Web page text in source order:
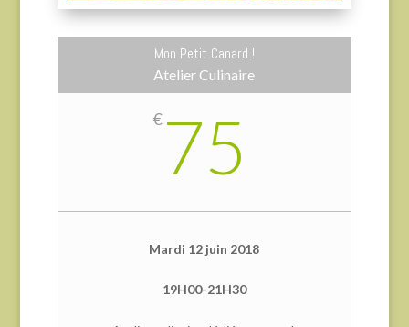
Mon Petit Canard !
Atelier Culinaire
€75
Mardi 12 juin 2018
19H00-21H30